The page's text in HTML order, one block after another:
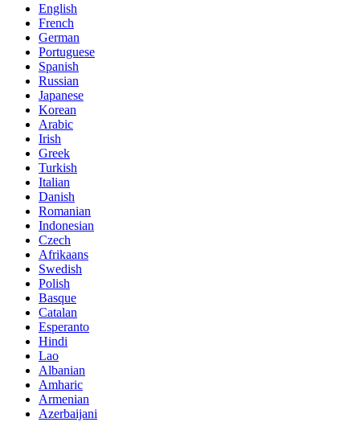
English
French
German
Portuguese
Spanish
Russian
Japanese
Korean
Arabic
Irish
Greek
Turkish
Italian
Danish
Romanian
Indonesian
Czech
Afrikaans
Swedish
Polish
Basque
Catalan
Esperanto
Hindi
Lao
Albanian
Amharic
Armenian
Azerbaijani